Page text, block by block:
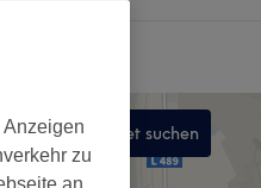
In diesem Gebiet suchen
,
zu
an